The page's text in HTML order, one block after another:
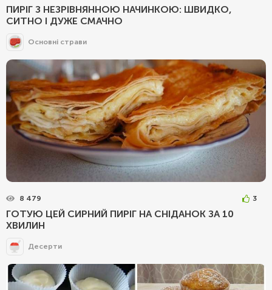
ПИРІГ З НЕЗРІВНЯННОЮ НАЧИНКОЮ: ШВИДКО,
СИТНО І ДУЖЕ СМАЧНО
Основні страви
8 479 3
ГОТУЮ ЦЕЙ СИРНИЙ ПИРІГ НА СНІДАНОК ЗА 10
ХВИЛИН
Десерти